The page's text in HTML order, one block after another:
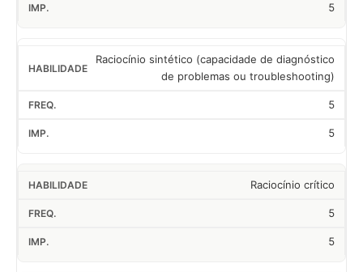
5
Raciocínio sintético (capacidade de diagnóstico
de problemas ou troubleshooting)
5
5
Raciocínio crítico
5
5